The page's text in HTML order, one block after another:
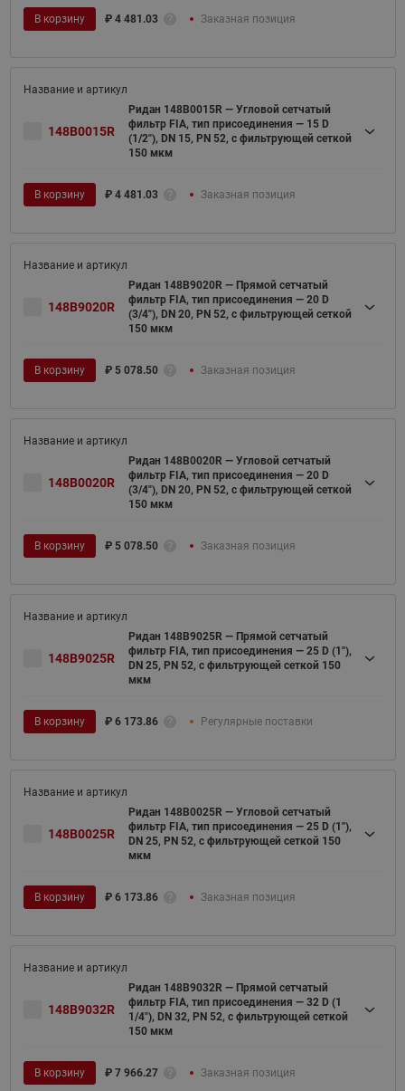
В корзину ₽ 4 481.03 Заказная позиция
148B0015R
Ридан 148B0015R — Угловой сетчатый
фильтр FIA, тип присоединения — 15 D
(1/2"), DN 15, PN 52, c фильтрующей сеткой
150 мкм
В корзину ₽ 4 481.03 Заказная позиция
148B9020R
Ридан 148B9020R — Прямой сетчатый
фильтр FIA, тип присоединения — 20 D
(3/4"), DN 20, PN 52, c фильтрующей сеткой
150 мкм
В корзину ₽ 5 078.50 Заказная позиция
148B0020R
Ридан 148B0020R — Угловой сетчатый
фильтр FIA, тип присоединения — 20 D
(3/4"), DN 20, PN 52, c фильтрующей сеткой
150 мкм
В корзину ₽ 5 078.50 Заказная позиция
148B9025R
Ридан 148B9025R — Прямой сетчатый
фильтр FIA, тип присоединения — 25 D (1"),
DN 25, PN 52, c фильтрующей сеткой 150
мкм
В корзину ₽ 6 173.86 Регулярные поставки
148B0025R
Ридан 148B0025R — Угловой сетчатый
фильтр FIA, тип присоединения — 25 D (1"),
DN 25, PN 52, c фильтрующей сеткой 150
мкм
В корзину ₽ 6 173.86 Заказная позиция
148B9032R
Ридан 148B9032R — Прямой сетчатый
фильтр FIA, тип присоединения — 32 D (1
1/4"), DN 32, PN 52, c фильтрующей сеткой
150 мкм
В корзину ₽ 7 966.27 Заказная позиция